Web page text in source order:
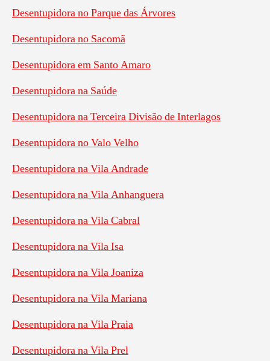
Desentupidora no Parque das Árvores
Desentupidora no Sacomã
Desentupidora em Santo Amaro
Desentupidora na Saúde
Desentupidora na Terceira Divisão de Interlagos
Desentupidora no Valo Velho
Desentupidora na Vila Andrade
Desentupidora na Vila Anhanguera
Desentupidora na Vila Cabral
Desentupidora na Vila Isa
Desentupidora na Vila Joaniza
Desentupidora na Vila Mariana
Desentupidora na Vila Praia
Desentupidora na Vila Prel